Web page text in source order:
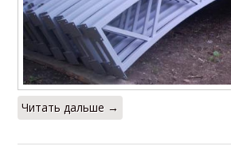
Читать дальше →